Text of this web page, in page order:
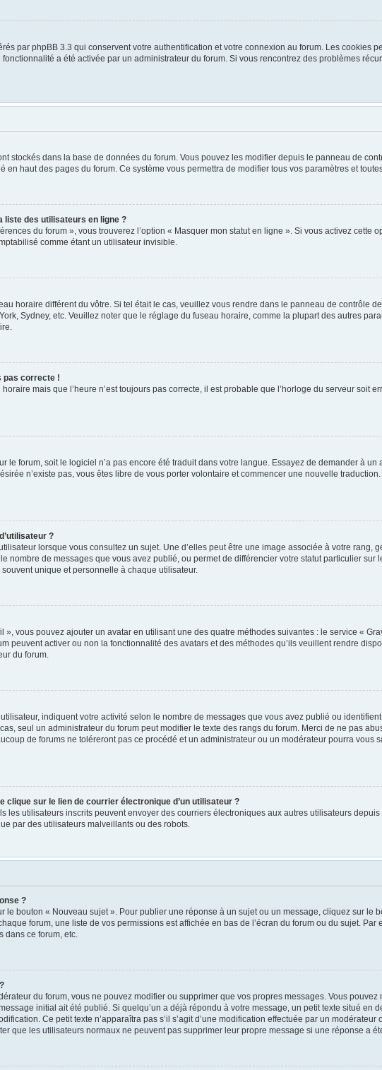
par phpBB 3.3 qui conservent votre authentification et votre connexion au forum. Les cookies
a été activée par un administrateur du forum. Si vous rencontrez des problèmes
stockés dans la base de données du forum. Vous pouvez les modifier depuis le panneau de
en haut des pages du forum. Ce système vous permettra de modifier tous vos paramètres et
liste des utilisateurs en ligne ?
du forum », vous trouverez l’option « Masquer mon statut en ligne ». Si vous activez cette
comme étant un utilisateur invisible.
horaire différent du vôtre. Si tel était le cas, veuillez vous rendre dans le panneau de contrôle
Sydney, etc. Veuillez noter que le réglage du fuseau horaire, comme la plupart des autres
pas correcte !
mais que l’heure n’est toujours pas correcte, il est probable que l’horloge du serveur soit
le forum, soit le logiciel n’a pas encore été traduit dans votre langue. Essayez de demander à un
n’existe pas, vous êtes libre de vous porter volontaire et commencer une nouvelle
?
lorsque vous consultez un sujet. Une d’elles peut être une image associée à votre rang,
nombre de messages que vous avez publié, ou permet de différencier votre statut particulier sur
unique et personnelle à chaque utilisateur.
», vous pouvez ajouter un avatar en utilisant une des quatre méthodes suivantes : le service «
peuvent activer ou non la fonctionnalité des avatars et des méthodes qu’ils veuillent rendre
du forum.
indiquent votre activité selon le nombre de messages que vous avez publié ou
seul un administrateur du forum peut modifier le texte des rangs du forum. Merci de ne pas
de forums ne toléreront pas ce procédé et un administrateur ou un modérateur pourra vous
clique sur le lien de courrier électronique d’un utilisateur ?
les utilisateurs inscrits peuvent envoyer des courriers électroniques aux autres utilisateurs
par des utilisateurs malveillants ou des robots.
?
le bouton « Nouveau sujet ». Pour publier une réponse à un sujet ou un message, cliquez sur le
forum, une liste de vos permissions est affichée en bas de l’écran du forum ou du sujet.
dans ce forum, etc.
du forum, vous ne pouvez modifier ou supprimer que vos propres messages. Vous
initial ait été publié. Si quelqu’un a déjà répondu à votre message, un petit texte situé en
Ce petit texte n’apparaîtra pas s’il s’agit d’une modification effectuée par un
que les utilisateurs normaux ne peuvent pas supprimer leur propre message si une réponse a